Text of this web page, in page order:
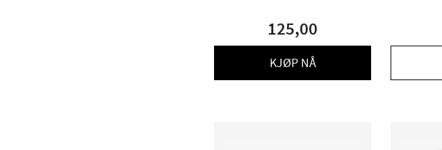
125,00
KJØP NÅ